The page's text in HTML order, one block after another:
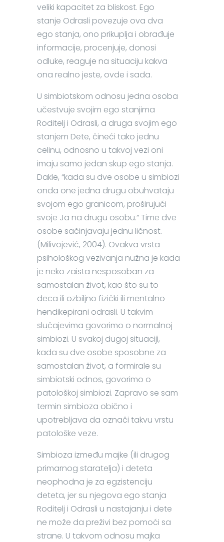
veliki kapacitet za bliskost. Ego
stanje Odrasli povezuje ova dva
ego stanja, ono prikuplja i obrađuje
informacije, procenjuje, donosi
odluke, reaguje na situaciju kakva
ona realno jeste, ovde i sada.
U simbiotskom odnosu jedna osoba
učestvuje svojim ego stanjima
Roditelj i Odrasli, a druga svojim ego
stanjem Dete, čineći tako jednu
celinu, odnosno u takvoj vezi oni
imaju samo jedan skup ego stanja.
Dakle, “kada su dve osobe u simbiozi
onda one jedna drugu obuhvataju
svojom ego granicom, proširujući
svoje Ja na drugu osobu.” Time dve
osobe sačinjavaju jednu ličnost.
(Milivojević, 2004). Ovakva vrsta
psihološkog vezivanja nužna je kada
je neko zaista nesposoban za
samostalan život, kao što su to
deca ili ozbiljno fizički ili mentalno
hendikepirani odrasli. U takvim
slučajevima govorimo o normalnoj
simbiozi. U svakoj dugoj situaciji,
kada su dve osobe sposobne za
samostalan život, a formirale su
simbiotski odnos, govorimo o
patološkoj simbiozi. Zapravo se sam
termin simbioza obično i
upotrebljava da označi takvu vrstu
patološke veze.
Simbioza između majke (ili drugog
primarnog staratelja) i deteta
neophodna je za egzistenciju
deteta, jer su njegova ego stanja
Roditelj i Odrasli u nastajanju i dete
ne može da preživi bez pomoći sa
strane. U takvom odnosu majka